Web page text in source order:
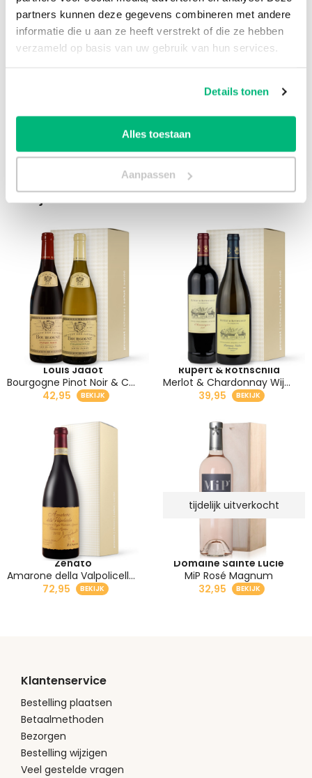
partners kunnen deze gegevens combineren met andere
informatie die u aan ze heeft verstrekt of die ze hebben
verzameld op basis van uw gebruik van hun services.
Details tonen
Alles toestaan
Aanpassen
probleem. Klik op de onderstaande link, vul het
formulier in en ontvang op werkdagenbinnen 1
uureen passende offerte!
Bekijk ook:
Louis Jadot
Bourgogne Pinot Noir & Chardonnay Wijngeschenk
42,95
Rupert & Rothschild
Merlot & Chardonnay Wijnpakket
39,95
Zenato
Amarone della Valpolicella Riserva 2018 Rode Wijn
72,95
tijdelijk uitverkocht
Domaine Sainte Lucie
MiP Rosé Magnum
32,95
Klantenservice
Bestelling plaatsen
Betaalmethoden
Bezorgen
Bestelling wijzigen
Veel gestelde vragen